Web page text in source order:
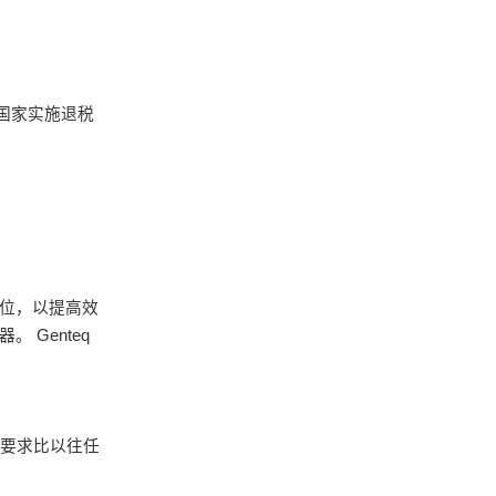
家实施退税
，以提高效
。 Genteq
求比以往任